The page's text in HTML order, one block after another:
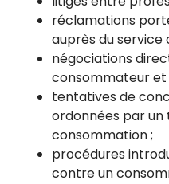
réclamations
auprès du service
négociations
consommateur et
tentatives de
ordonnées par un
consommation ;
procédures
contre un